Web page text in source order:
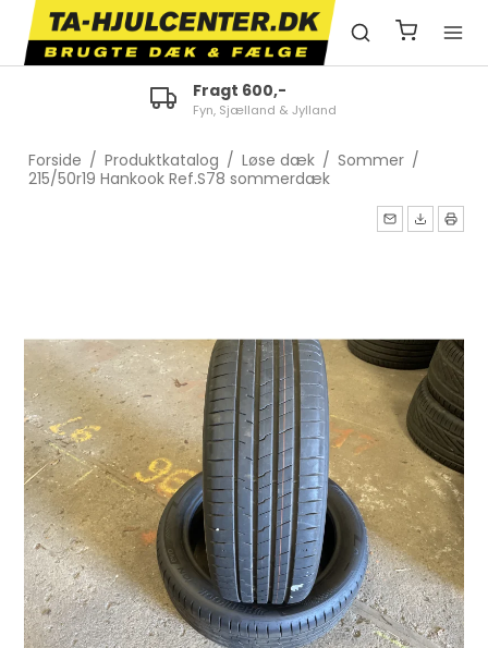
Fragt 600,-
Fyn, Sjælland & Jylland
Forside / Produktkatalog / Løse dæk / Sommer /
215/50r19 Hankook Ref.S78 sommerdæk